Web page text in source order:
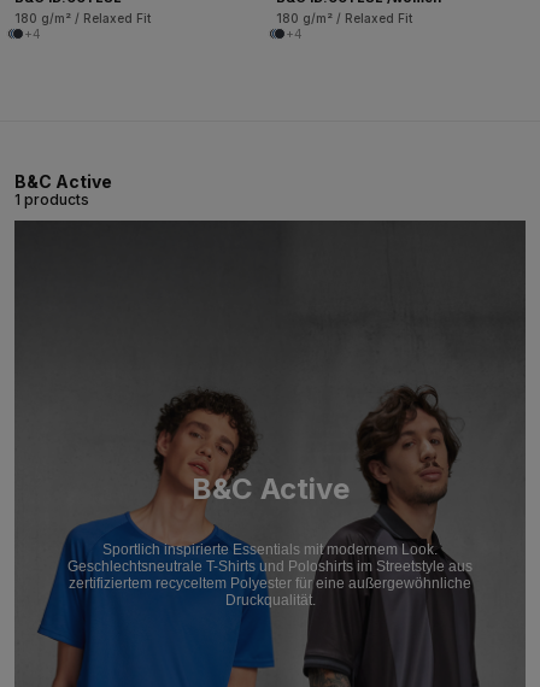
180 g/m² / Relaxed Fit
+4
180 g/m² / Relaxed Fit
+4
B&C Active
1 products
B&C Active
Sportlich inspirierte Essentials mit modernem Look.
Geschlechtsneutrale T-Shirts und Poloshirts im Streetstyle aus
zertifiziertem recyceltem Polyester für eine außergewöhnliche
Druckqualität.